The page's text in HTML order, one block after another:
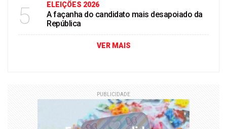
5 ELEIÇÖES 2026
A façanha do candidato mais desapoiado da
República
VER MAIS
PUBLICIDADE